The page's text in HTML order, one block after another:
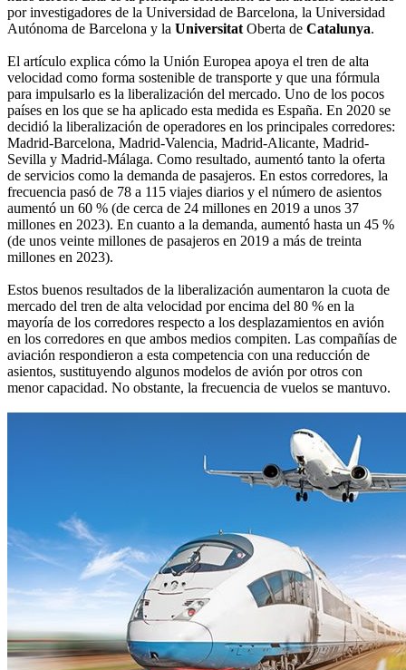
por investigadores de la Universidad de Barcelona, la Universidad
Autónoma de Barcelona y la Universitat Oberta de Catalunya.
El artículo explica cómo la Unión Europea apoya el tren de alta
velocidad como forma sostenible de transporte y que una fórmula
para impulsarlo es la liberalización del mercado. Uno de los pocos
países en los que se ha aplicado esta medida es España. En 2020 se
decidió la liberalización de operadores en los principales corredores:
Madrid-Barcelona, Madrid-Valencia, Madrid-Alicante, Madrid-
Sevilla y Madrid-Málaga. Como resultado, aumentó tanto la oferta
de servicios como la demanda de pasajeros. En estos corredores, la
frecuencia pasó de 78 a 115 viajes diarios y el número de asientos
aumentó un 60 % (de cerca de 24 millones en 2019 a unos 37
millones en 2023). En cuanto a la demanda, aumentó hasta un 45 %
(de unos veinte millones de pasajeros en 2019 a más de treinta
millones en 2023).
Estos buenos resultados de la liberalización aumentaron la cuota de
mercado del tren de alta velocidad por encima del 80 % en la
mayoría de los corredores respecto a los desplazamientos en avión
en los corredores en que ambos medios compiten. Las compañías de
aviación respondieron a esta competencia con una reducción de
asientos, sustituyendo algunos modelos de avión por otros con
menor capacidad. No obstante, la frecuencia de vuelos se mantuvo.